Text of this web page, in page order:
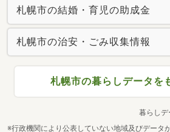
札幌市の結婚・育児の助成金
札幌市の治安・ごみ収集情報
札幌市の暮らしデータを
暮らしデ
※行政機関により公表していない地域及びデータ